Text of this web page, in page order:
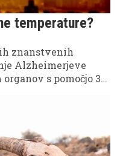
temperature?
znanstvenih
Alzheimerjeve
s pomočjo 3-
temperature.